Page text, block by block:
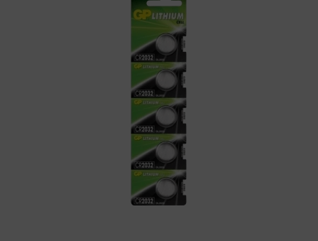
Аудиотехника для автомобилей